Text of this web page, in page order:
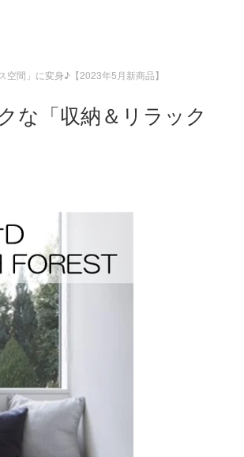
間」に変身♪【2023年5月新商品】
な「収納＆リラック